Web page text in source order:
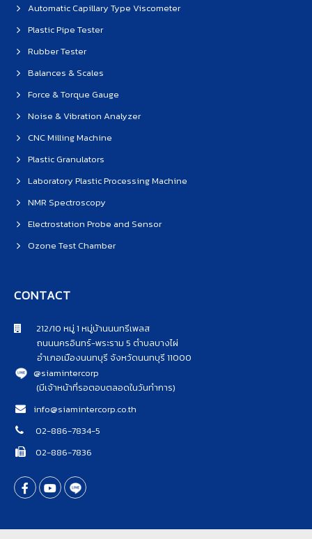
Automatic Capillary Type Viscometer
Plastic Pipe Tester
Rubber Tester
Balances & Scales
Force & Torque Gauge
Noise & Vibration Analyzer
CNC Milling Machine
Plastic Granulators
Laboratory Plastic Processing Machine
NMR Spectroscopy
Electrostation Probe and Sensor
Ozone Test Chamber
CONTACT
212/10 หมู่ 1 หมู่บ้านนนทรีเพลส
ถนนนครอินทร์-พระราม 5 ตำบลบางไผ่
อำเภอเมืองนนทบุรี จังหวัดนนทบุรี 11000
@siamintercorp
(มีเจ้าหน้าที่รอตอบตลอดในวันทำการ)
info@siamintercorp.co.th
02-886-7834-5
02-886-7836